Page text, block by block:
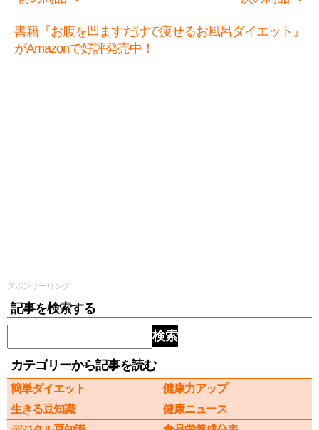
書籍『お腹を凹ますだけで痩せるお風呂ダイエット』
がAmazonで好評発売中！
スポンサーリンク
記事を検索する
検索
カテゴリーから記事を読む
簡単ダイエット
健康力アップ
生きる豆知識
健康ニュース